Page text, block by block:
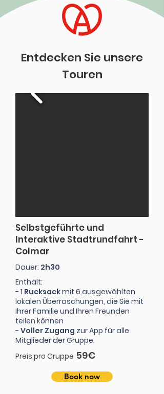
Entdecken Sie unsere
Touren
Selbstgeführte und
Interaktive Stadtrundfahrt -
Colmar
Dauer: 2h30
Enthält:
- 1 Rucksackmit 6 ausgewählten
lokalen Überraschungen, die Sie mit
Ihrer Familie und Ihren Freunden
teilen können
- Voller Zugang zur App für alle
Mitglieder der Gruppe.
Preis pro Gruppe 59€
Book now